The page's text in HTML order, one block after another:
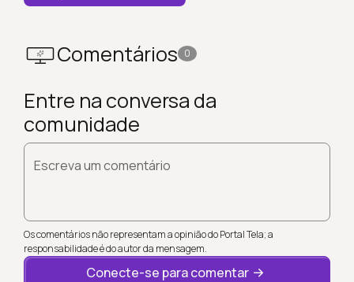
Comentários 0
Entre na conversa da
comunidade
Escreva um comentário
Os comentários não representam a opinião do Portal Tela; a
responsabilidade é do autor da mensagem.
Conecte-se para comentar